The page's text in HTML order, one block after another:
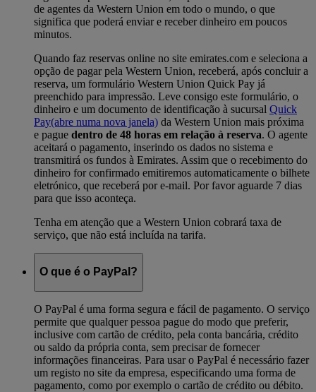
de agentes da Western Union em todo o mundo, o que
significa que poderá enviar e receber dinheiro em poucos
minutos.
Quando faz reservas online no site emirates.com e seleciona a
opção de pagar pela Western Union, receberá, após concluir a
reserva, um formulário Western Union Quick Pay já
preenchido para impressão. Leve consigo este formulário, o
dinheiro e um documento de identificação à sucursal Quick
Pay(abre numa nova janela) da Western Union mais próxima
e pague dentro de 48 horas em relação à reserva. O agente
aceitará o pagamento, inserindo os dados no sistema e
transmitirá os fundos à Emirates. Assim que o recebimento do
dinheiro for confirmado emitiremos automaticamente o bilhete
eletrónico, que receberá por e-mail. Por favor aguarde 7 dias
para que isso aconteça.
Tenha em atenção que a Western Union cobrará taxa de
serviço, que não está incluída na tarifa.
O que é o PayPal?
O PayPal é uma forma segura e fácil de pagamento. O serviço
permite que qualquer pessoa pague do modo que preferir,
inclusive com cartão de crédito, pela conta bancária, crédito
ou saldo da própria conta, sem precisar de fornecer
informações financeiras. Para usar o PayPal é necessário fazer
um registo no site da empresa, especificando uma forma de
pagamento, como por exemplo o cartão de crédito ou débito.